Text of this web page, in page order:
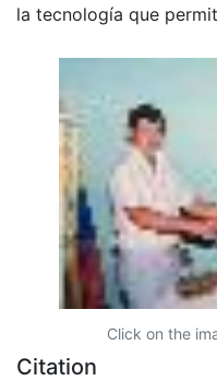
la tecnología que
Click on the
Citation